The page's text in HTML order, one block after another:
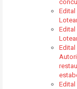
Edital
Edital
Edital